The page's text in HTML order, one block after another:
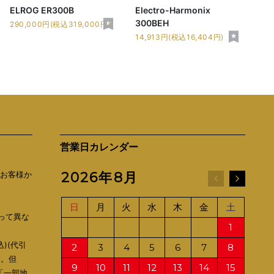
ELROG ER300B
290,000円(税込319,000円)
Electro-Harmonix
300BEH
14,913円(税込16,404円)
客様か
て異な
)(代引
但
営業日カレンダー
2026年8月
日 月 火 水 木 金
土
1
2
3 4 5 6 7
8
9
10 11 12 13 14 15